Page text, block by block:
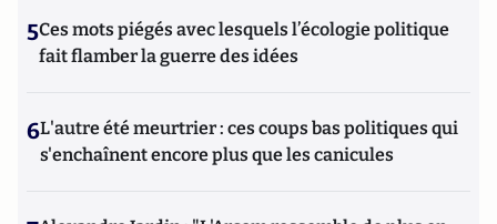
5Ces mots piégés avec lesquels l’écologie politique
fait flamber la guerre des idées
6L'autre été meurtrier : ces coups bas politiques qui
s'enchaînent encore plus que les canicules